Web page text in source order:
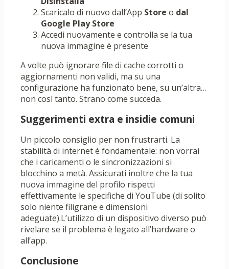
Scaricalo di nuovo dall’App Store o dal
Google Play Store
Accedi nuovamente e controlla se la tua
nuova immagine è presente
A volte può ignorare file di cache corrotti o
aggiornamenti non validi, ma su una
configurazione ha funzionato bene, su un’altra…
non così tanto. Strano come succeda.
Suggerimenti extra e insidie ​​comuni
Un piccolo consiglio per non frustrarti. La
stabilità di internet è fondamentale: non vorrai
che i caricamenti o le sincronizzazioni si
blocchino a metà. Assicurati inoltre che la tua
nuova immagine del profilo rispetti
effettivamente le specifiche di YouTube (di solito
solo niente filigrane e dimensioni
adeguate).L’utilizzo di un dispositivo diverso può
rivelare se il problema è legato all’hardware o
all’app.
Conclusione